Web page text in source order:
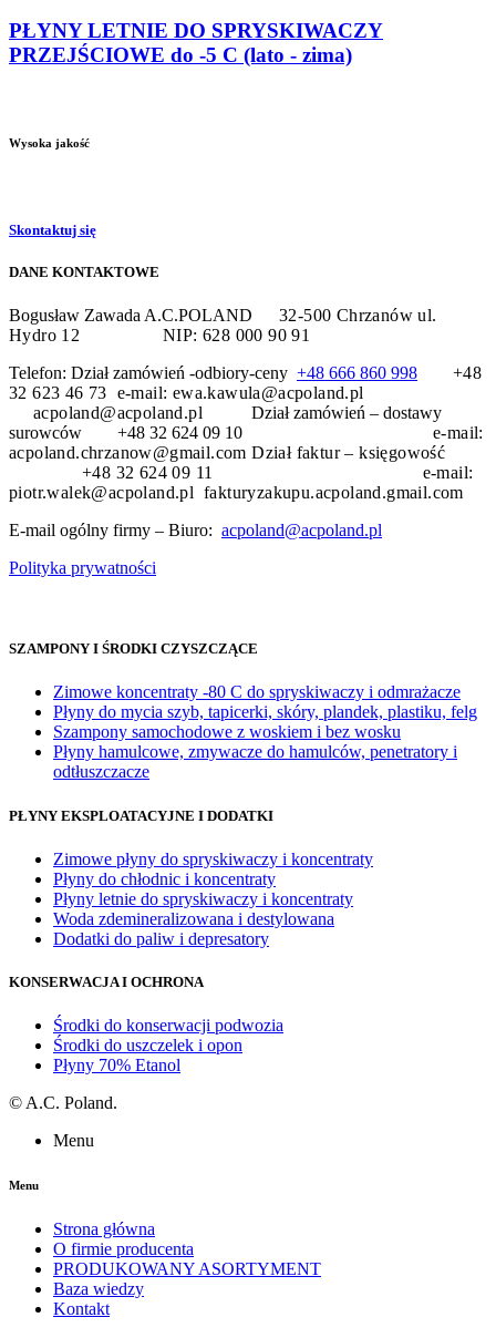
PŁYNY LETNIE DO SPRYSKIWACZY
PRZEJŚCIOWE do -5 C (lato - zima)
Wysoka jakość
Skontaktuj się
DANE KONTAKTOWE
Bogusław Zawada A.C.POLAND 32-500 Chrzanówul.
Hydro 12NIP: 628 000 90 91
Telefon: Dział zamówień -odbiory-ceny +48 666 860 998
+48
32 623 46 73 e-mail: ewa.kawula@acpoland.pl
acpoland@acpoland.pl Dział zamówień – dostawy
surowców +48 32 624 09 10 e-mail:
acpoland.chrzanow@gmail.comDział faktur – księgowość
+48 32 624 09 11 e-mail:
piotr.walek@acpoland.pl fakturyzakupu.acpoland.gmail.com
E-mail ogólny firmy – Biuro: acpoland@acpoland.pl
Polityka prywatności
SZAMPONY I ŚRODKI CZYSZCZĄCE
Zimowe koncentraty -80 C do spryskiwaczy i odmrażacze
Płyny do mycia szyb, tapicerki, skóry, plandek, plastiku, felg
Szampony samochodowe z woskiem i bez wosku
Płyny hamulcowe, zmywacze do hamulców, penetratory i
odtłuszczacze
PŁYNY EKSPLOATACYJNE I DODATKI
Zimowe płyny do spryskiwaczy i koncentraty
Płyny do chłodnic i koncentraty
Płyny letnie do spryskiwaczy i koncentraty
Woda zdemineralizowana i destylowana
Dodatki do paliw i depresatory
KONSERWACJA I OCHRONA
Środki do konserwacji podwozia
Środki do uszczelek i opon
Płyny 70% Etanol
© A.C. Poland.
Menu
Menu
Strona główna
O firmie producenta
PRODUKOWANY ASORTYMENT
Baza wiedzy
Kontakt